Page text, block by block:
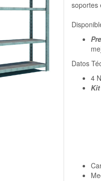
soportes
Datos
4